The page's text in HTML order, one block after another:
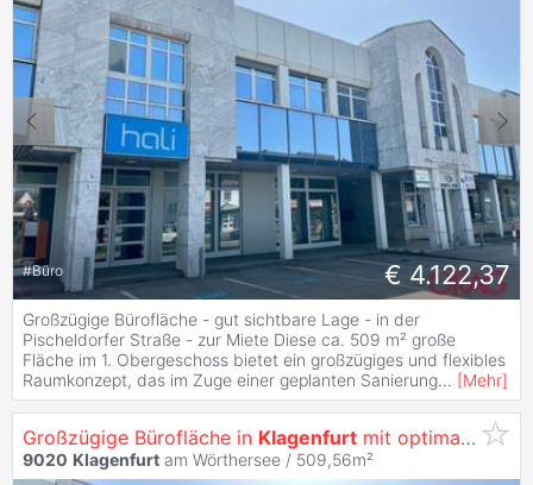
#Büro € 4.122,37
Großzügige Bürofläche - gut sichtbare Lage - in der
Pischeldorfer Straße - zur Miete Diese ca. 509 m² große
Fläche im 1. Obergeschoss bietet ein großzügiges und flexibles
Raumkonzept, das im Zuge einer geplanten Sanierung... [Mehr]
Großzügige Bürofläche in Klagenfurt mit optimaler Werbewirksamkeit -
9020 Klagenfurt am Wörthersee / 509,56m²